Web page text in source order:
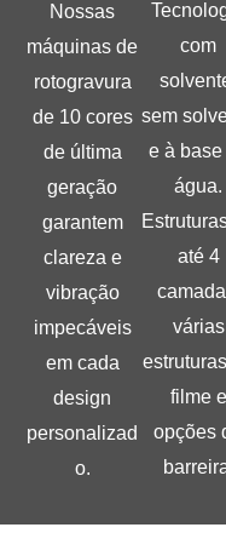
Nossas
máquinas de
rotogravura
de 10 cores
de última
geração
garantem
clareza e
vibração
impecáveis
em cada
design
personalizad
o.
com
sem
e à base
água.
até 4
várias
filme e
opções